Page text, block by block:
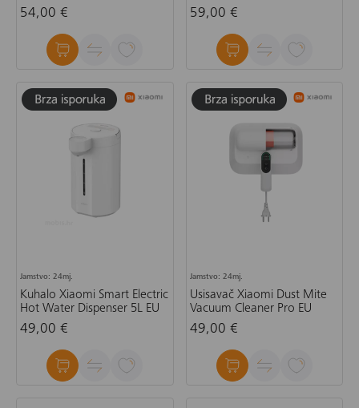
54,00 € 59,00 €
Jamstvo: 24mj.
Kuhalo Xiaomi Smart Electric
Hot Water Dispenser 5L EU
49,00 €
Jamstvo: 24mj.
Usisavač Xiaomi Dust Mite
Vacuum Cleaner Pro EU
49,00 €